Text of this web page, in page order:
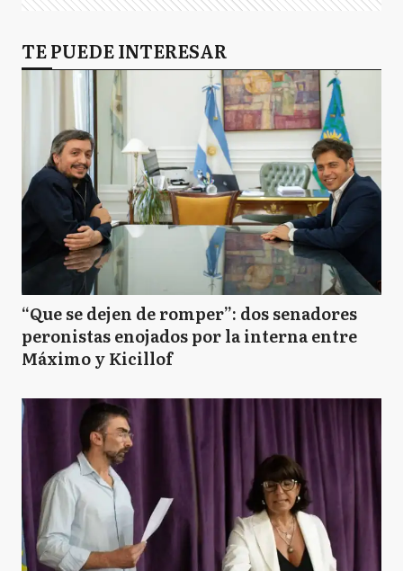
TE PUEDE INTERESAR
“Que se dejen de romper”: dos senadores
peronistas enojados por la interna entre
Máximo y Kicillof